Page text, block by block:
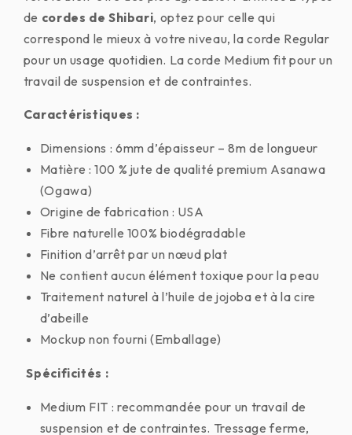
de cordes de Shibari, optez pour celle qui
correspond le mieux à votre niveau, la corde Regular
pour un usage quotidien. La corde Medium fit pour un
travail de suspension et de contraintes.
Caractéristiques :
Dimensions : 6mm d’épaisseur – 8m de longueur
Matière : 100 % jute de qualité premium Asanawa
(Ogawa)
Origine de fabrication : USA
Fibre naturelle 100% biodégradable
Finition d’arrêt par un nœud plat
Ne contient aucun élément toxique pour la peau
Traitement naturel à l’huile de jojoba et à la cire
d’abeille
Mockup non fourni (Emballage)
Spécificités :
Medium FIT : recommandée pour un travail de
suspension et de contraintes. Tressage ferme,